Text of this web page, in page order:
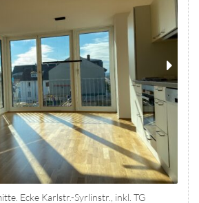
Ecke Karlstr.-Syrlinstr., inkl. TG